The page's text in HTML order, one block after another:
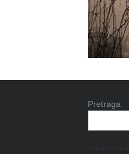
Pretraga